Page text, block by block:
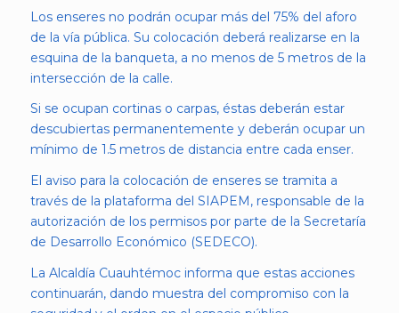
Los enseres no podrán ocupar más del 75% del aforo
de la vía pública. Su colocación deberá realizarse en la
esquina de la banqueta, a no menos de 5 metros de la
intersección de la calle.
Si se ocupan cortinas o carpas, éstas deberán estar
descubiertas permanentemente y deberán ocupar un
mínimo de 1.5 metros de distancia entre cada enser.
El aviso para la colocación de enseres se tramita a
través de la plataforma del SIAPEM, responsable de la
autorización de los permisos por parte de la Secretaría
de Desarrollo Económico (SEDECO).
La Alcaldía Cuauhtémoc informa que estas acciones
continuarán, dando muestra del compromiso con la